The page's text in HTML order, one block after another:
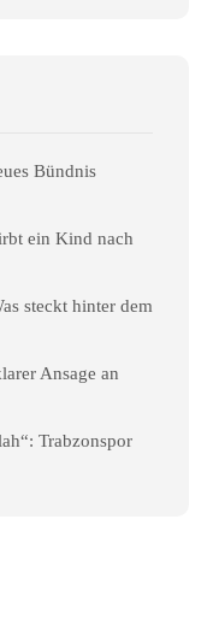
Bündnis
ein Kind nach
steckt hinter dem
Ansage an
Trabzonspor